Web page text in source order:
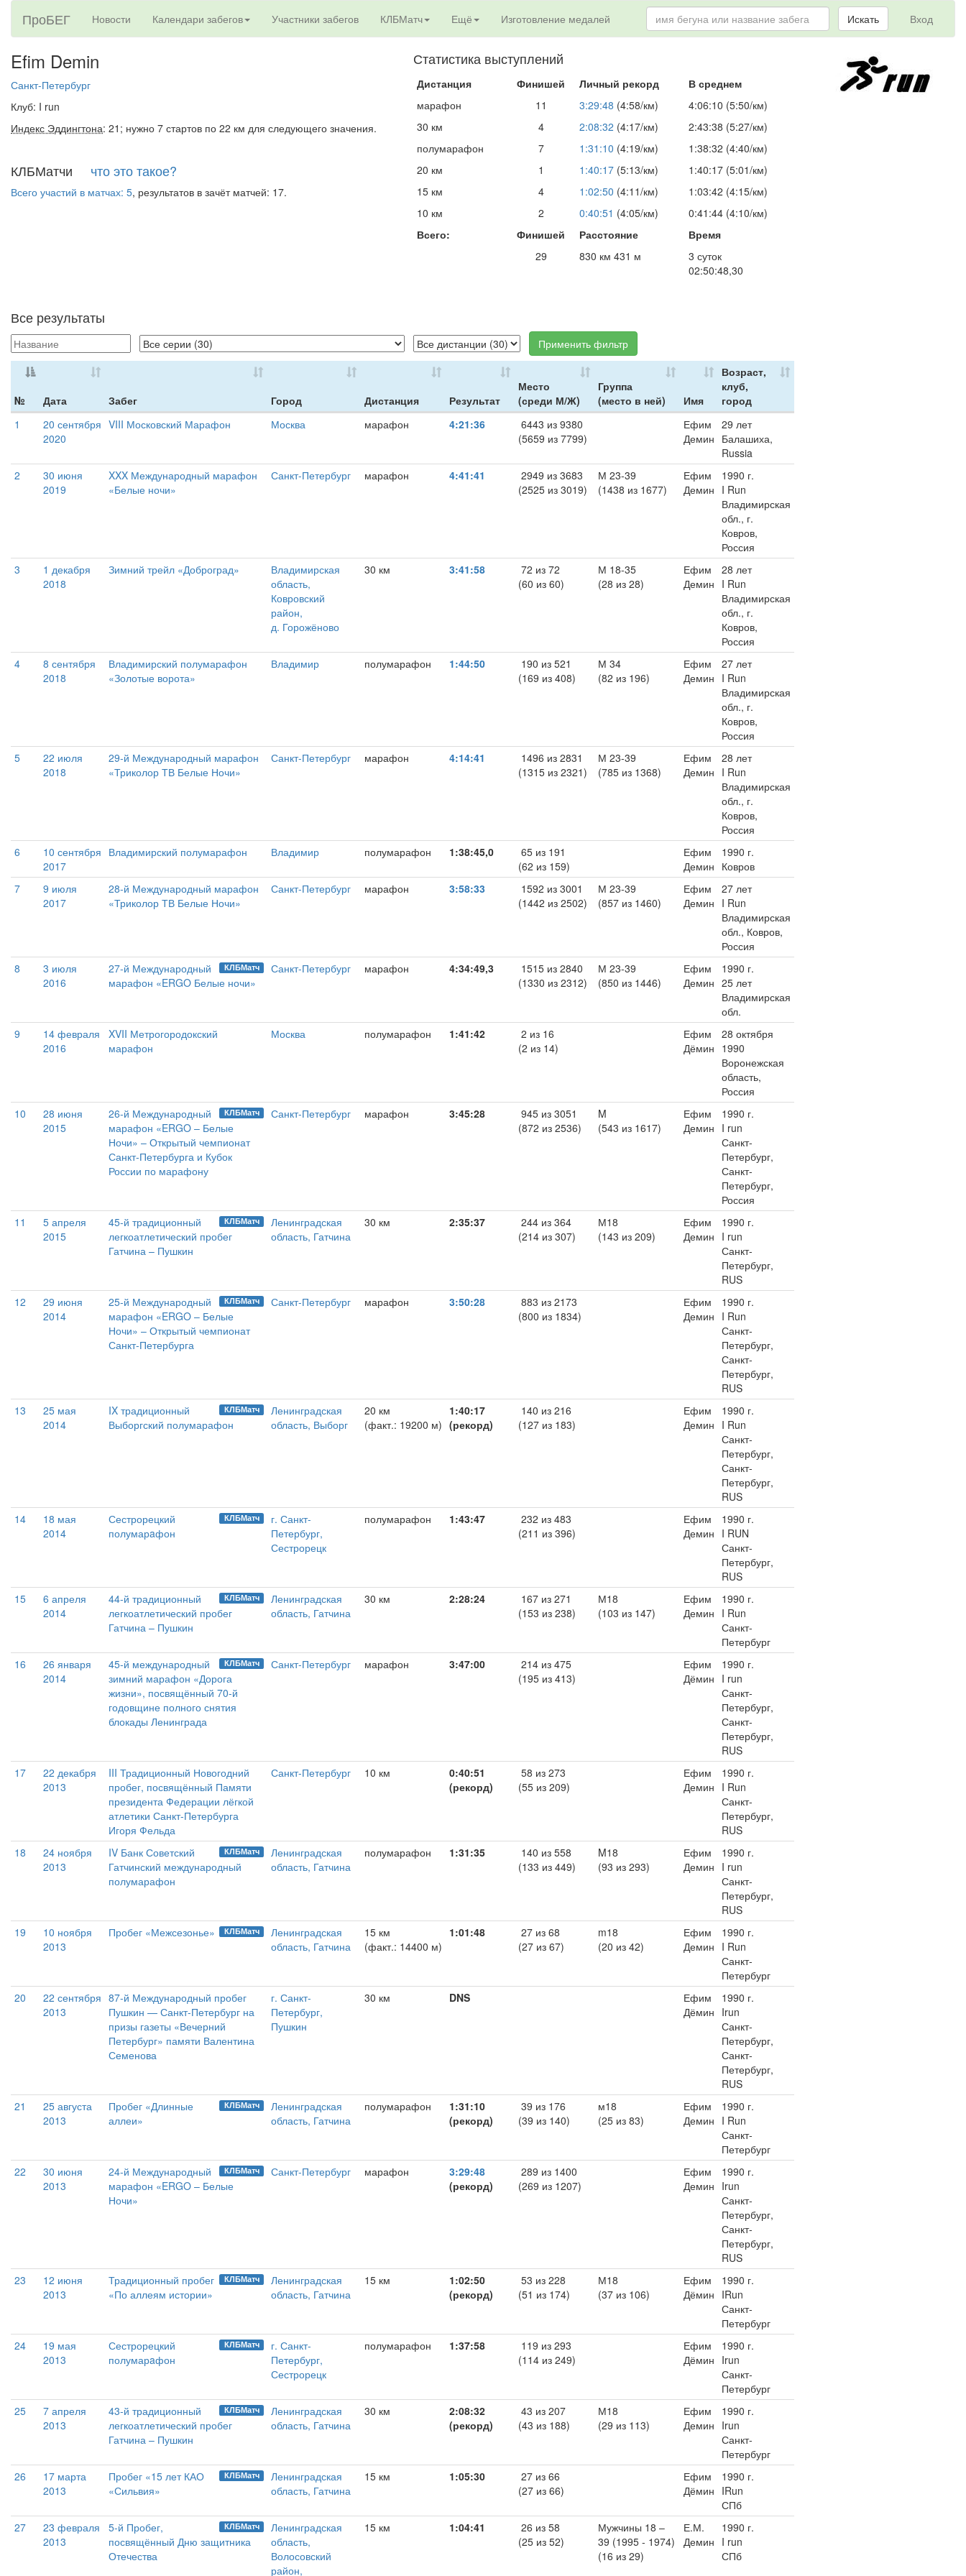
ПроБЕГ Новости Календари забегов Участники забегов КЛБМатч Ещё Изготовление медалей Вход
Искать
Efim Demin
Санкт-Петербург
Клуб: I run
Индекс Эддингтона: 21; нужно 7 стартов по 22 км для следующего значения.
КЛБМатчи что это такое?
Всего участий в матчах: 5, результатов в зачёт матчей: 17.
Статистика выступлений
Дистанция Финишей Личный рекорд
В среднем
марафон
11 3:29:48 (4:58/км)
4:06:10 (5:50/км)
30 км
4 2:08:32 (4:17/км)
2:43:38 (5:27/км)
полумарафон
7 1:31:10 (4:19/км)
1:38:32 (4:40/км)
20 км
1 1:40:17 (5:13/км)
1:40:17 (5:01/км)
15 км
4 1:02:50 (4:11/км)
1:03:42 (4:15/км)
10 км
2 0:40:51 (4:05/км)
0:41:44 (4:10/км)
Всего:
Финишей Расстояние
Время
29
830 км 431 м
3 суток
02:50:48,30
Все результаты
Применить фильтр
№ Дата Забег Город Дистанция Результат
Место
(среди М/Ж)
Группа
(место в ней)
Имя
Возраст,
клуб,
город
1
20 сентября
2020
VIII Московский Марафон Москва марафон 4:21:36
6443 из 9380
(5659 из 7799)
Ефим
Демин
29 лет
Балашиха,
Russia
2
30 июня
2019
XXX Международный марафон
«Белые ночи»
Санкт-Петербург марафон 4:41:41
2949 из 3683
(2525 из 3019)
М 23-39
(1438 из 1677)
Ефим
Демин
1990 г.
I Run
Владимирская
обл., г.
Ковров,
Россия
3
1 декабря
2018
Зимний трейл «Доброград»
Владимирская
область,
Ковровский
район,
д. Горожёново
30 км 3:41:58
72 из 72
(60 из 60)
М 18-35
(28 из 28)
Ефим
Демин
28 лет
I Run
Владимирская
обл., г.
Ковров,
Россия
4
8 сентября
2018
Владимирский полумарафон
«Золотые ворота»
Владимир полумарафон 1:44:50
190 из 521
(169 из 408)
М 34
(82 из 196)
Ефим
Демин
27 лет
I Run
Владимирская
обл., г.
Ковров,
Россия
5
22 июля
2018
29-й Международный марафон
«Триколор ТВ Белые Ночи»
Санкт-Петербург марафон 4:14:41
1496 из 2831
(1315 из 2321)
М 23-39
(785 из 1368)
Ефим
Демин
28 лет
I Run
Владимирская
обл., г.
Ковров,
Россия
6
10 сентября
2017
Владимирский полумарафон Владимир полумарафон 1:38:45,0
65 из 191
(62 из 159)
Ефим
Демин
1990 г.
Ковров
7
9 июля
2017
28-й Международный марафон
«Триколор ТВ Белые Ночи»
Санкт-Петербург марафон 3:58:33
1592 из 3001
(1442 из 2502)
М 23-39
(857 из 1460)
Ефим
Демин
27 лет
I Run
Владимирская
обл., Ковров,
Россия
8
3 июля
2016
КЛБМатч
27-й Международный
марафон «ERGO Белые ночи»
Санкт-Петербург марафон 4:34:49,3
1515 из 2840
(1330 из 2312)
М 23-39
(850 из 1446)
Ефим
Демин
1990 г.
25 лет
Владимирская
обл.
9
14 февраля
2016
XVII Метрогородокский
марафон
Москва полумарафон 1:41:42
2 из 16
(2 из 14)
Ефим
Дёмин
28 октября
1990
Воронежская
область,
Россия
10
28 июня
2015
КЛБМатч
26-й Международный
марафон «ERGO – Белые
Ночи» – Открытый чемпионат
Санкт-Петербурга и Кубок
России по марафону
Санкт-Петербург марафон 3:45:28
945 из 3051
(872 из 2536)
M
(543 из 1617)
Ефим
Демин
1990 г.
I run
Санкт-
Петербург,
Санкт-
Петербург,
Россия
11
5 апреля
2015
КЛБМатч
45-й традиционный
легкоатлетический пробег
Гатчина – Пушкин
Ленинградская
область, Гатчина
30 км 2:35:37
244 из 364
(214 из 307)
М18
(143 из 209)
Ефим
Демин
1990 г.
I run
Санкт-
Петербург,
RUS
12
29 июня
2014
КЛБМатч
25-й Международный
марафон «ERGO – Белые
Ночи» – Открытый чемпионат
Санкт-Петербурга
Санкт-Петербург марафон 3:50:28
883 из 2173
(800 из 1834)
Ефим
Демин
1990 г.
I Run
Санкт-
Петербург,
Санкт-
Петербург,
RUS
13
25 мая
2014
КЛБМатч
IX традиционный
Выборгский полумарафон
Ленинградская
область, Выборг
20 км
(факт.: 19200 м)
1:40:17
(рекорд)
140 из 216
(127 из 183)
Ефим
Демин
1990 г.
I Run
Санкт-
Петербург,
Санкт-
Петербург,
RUS
14
18 мая
2014
КЛБМатч
Сестрорецкий
полумарaфон
г. Санкт-
Петербург,
Сестрорецк
полумарафон 1:43:47
232 из 483
(211 из 396)
Ефим
Демин
1990 г.
I RUN
Санкт-
Петербург,
RUS
15
6 апреля
2014
КЛБМатч
44-й традиционный
легкоатлетический пробег
Гатчина – Пушкин
Ленинградская
область, Гатчина
30 км 2:28:24
167 из 271
(153 из 238)
М18
(103 из 147)
Ефим
Демин
1990 г.
I Run
Санкт-
Петербург
16
26 января
2014
КЛБМатч
45-й международный
зимний марафон «Дорога
жизни», посвящённый 70-й
годовщине полного снятия
блокады Ленинграда
Санкт-Петербург марафон 3:47:00
214 из 475
(195 из 413)
Ефим
Дёмин
1990 г.
I run
Санкт-
Петербург,
Санкт-
Петербург,
RUS
17
22 декабря
2013
III Традиционный Новогодний
пробег, посвящённый Памяти
президента Федерации лёгкой
атлетики Санкт-Петербурга
Игоря Фельда
Санкт-Петербург 10 км
0:40:51
(рекорд)
58 из 273
(55 из 209)
Ефим
Демин
1990 г.
I Run
Санкт-
Петербург,
RUS
18
24 ноября
2013
КЛБМатч
IV Банк Советский
Гатчинский международный
полумарафон
Ленинградская
область, Гатчина
полумарафон 1:31:35
140 из 558
(133 из 449)
M18
(93 из 293)
Ефим
Демин
1990 г.
I run
Санкт-
Петербург,
RUS
19
10 ноября
2013
КЛБМатч
Пробег «Межсезонье»
Ленинградская
область, Гатчина
15 км
(факт.: 14400 м)
1:01:48
27 из 68
(27 из 67)
m18
(20 из 42)
Ефим
Демин
1990 г.
I Run
Санкт-
Петербург
20
22 сентября
2013
87-й Международный пробег
Пушкин — Санкт-Петербург на
призы газеты «Вечерний
Петербург» памяти Валентина
Семенова
г. Санкт-
Петербург,
Пушкин
30 км DNS
Ефим
Дёмин
1990 г.
Irun
Санкт-
Петербург,
Санкт-
Петербург,
RUS
21
25 августа
2013
КЛБМатч
Пробег «Длинные
аллеи»
Ленинградская
область, Гатчина
полумарафон
1:31:10
(рекорд)
39 из 176
(39 из 140)
м18
(25 из 83)
Ефим
Демин
1990 г.
I Run
Санкт-
Петербург
22
30 июня
2013
КЛБМатч
24-й Международный
марафон «ERGO – Белые
Ночи»
Санкт-Петербург марафон
3:29:48
(рекорд)
289 из 1400
(269 из 1207)
Ефим
Демин
1990 г.
Irun
Санкт-
Петербург,
Санкт-
Петербург,
RUS
23
12 июня
2013
КЛБМатч
Традиционный пробег
«По аллеям истории»
Ленинградская
область, Гатчина
15 км
1:02:50
(рекорд)
53 из 228
(51 из 174)
М18
(37 из 106)
Ефим
Дёмин
1990 г.
IRun
Санкт-
Петербург
24
19 мая
2013
КЛБМатч
Сестрорецкий
полумарaфон
г. Санкт-
Петербург,
Сестрорецк
полумарафон 1:37:58
119 из 293
(114 из 249)
Ефим
Дёмин
1990 г.
Irun
Санкт-
Петербург
25
7 апреля
2013
КЛБМатч
43-й традиционный
легкоатлетический пробег
Гатчина – Пушкин
Ленинградская
область, Гатчина
30 км
2:08:32
(рекорд)
43 из 207
(43 из 188)
М18
(29 из 113)
Ефим
Демин
1990 г.
Irun
Санкт-
Петербург
26
17 марта
2013
КЛБМатч
Пробег «15 лет КАО
«Сильвия»
Ленинградская
область, Гатчина
15 км 1:05:30
27 из 66
(27 из 66)
Ефим
Дёмин
1990 г.
IRun
СПб
27
23 февраля
2013
КЛБМатч
5-й Пробег,
посвящённый Дню защитника
Отечества
Ленинградская
область,
Волосовский
район,
15 км 1:04:41
26 из 58
(25 из 52)
Мужчины 18 –
39 (1995 - 1974)
(16 из 29)
Е.М.
Демин
1990 г.
I run
СПб